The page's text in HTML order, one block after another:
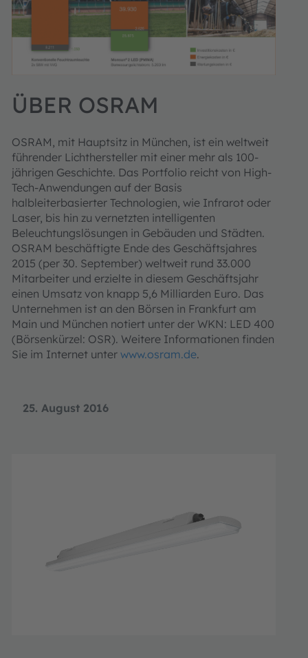
25. August 2016
ÜBER OSRAM
OSRAM, mit Hauptsitz in München, ist ein weltweit
führender Lichthersteller mit einer mehr als 100-
jährigen Geschichte. Das Portfolio reicht von High-
Tech-Anwendungen auf der Basis
halbleiterbasierter Technologien, wie Infrarot oder
Laser, bis hin zu vernetzten intelligenten
Beleuchtungslösungen in Gebäuden und Städten.
OSRAM beschäftigte Ende des Geschäftsjahres
2015 (per 30. September) weltweit rund 33.000
Mitarbeiter und erzielte in diesem Geschäftsjahr
einen Umsatz von knapp 5,6 Milliarden Euro. Das
Unternehmen ist an den Börsen in Frankfurt am
Main und München notiert unter der WKN: LED 400
(Börsenkürzel: OSR). Weitere Informationen finden
Sie im Internet unter www.osram.de.